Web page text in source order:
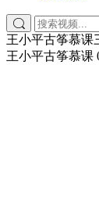
王小平古筝慕课
王小平古筝慕课